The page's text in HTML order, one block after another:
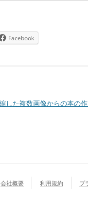
Facebook
した複数画像からの本の
会社概要 利用規約 プ